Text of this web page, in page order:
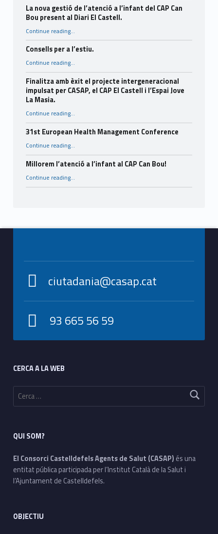
La nova gestió de l’atenció a l’infant del CAP Can
Bou present al Diari El Castell.
Continue reading“La nova gestió de l’atenció a l’infant del CAP Can Bou present al Diari El Castell.”
…
Consells per a l’estiu.
Continue reading…
Finalitza amb èxit el projecte intergeneracional
impulsat per CASAP, el CAP El Castell i l’Espai Jove
La Masia.
Continue reading“Finalitza amb èxit el projecte intergeneracional impulsat per CASAP, el CAP El Castell i l’Espai Jove La Masia.”
…
31st European Health Management Conference
Continue reading“31st European Health Management Conference”
…
Millorem l’atenció a l’infant al CAP Can Bou!
Continue reading“Millorem l’atenció a l’infant al CAP Can Bou!”
…
Footer info sidebar
ciutadania@casap.cat
93 665 56 59
CERCA A LA WEB
Cerca:
QUI SOM?
El Consorci Castelldefels Agents de Salut (CASAP) és una
entitat pública participada per l’Institut Català de la Salut i
l’Ajuntament de Castelldefels.
OBJECTIU